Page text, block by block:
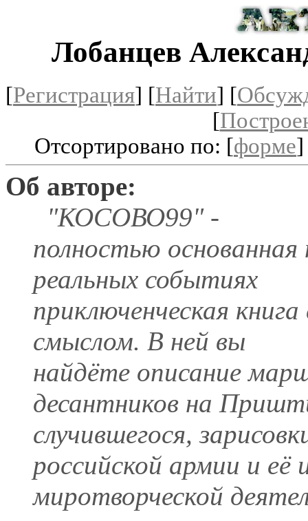
Лобанцев
[Регистрация] [Найти] [
[
Отсортировано по: [форме
Об авторе:
"КОСОВО99" -
полностью основанная
реальных событиях
приключенческая книга
смыслом. В ней вы
найдёте описание
десантников на
случившегося,
российской армии и
миротворческой